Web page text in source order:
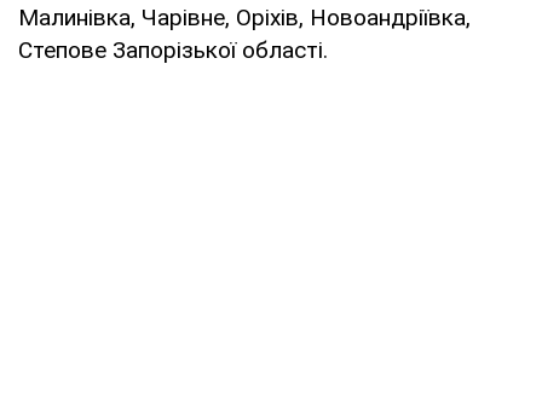
Малинівка, Чарівне, Оріхів, Новоандріївка,
Степове Запорізької області.